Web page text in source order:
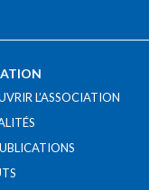
L’ASSOCIATION